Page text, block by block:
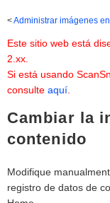
Administrar imágenes
Este sitio web está
2.xx.
Si está usando
consulte aquí
Cambiar la
contenido
Modifique
registro de datos de